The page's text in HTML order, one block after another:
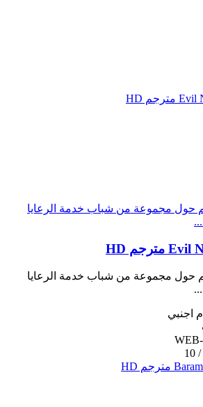
حول مجموعة من شباب خدمة الرعايا
...
حول مجموعة من شباب خدمة الرعايا
...
اجنبي